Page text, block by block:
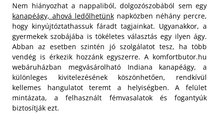
Nem hiányozhat a nappaliból, dolgozószobából sem egy
kanapéágy, ahová ledőlhetünk napközben néhány percre,
hogy kinyújtóztathassuk fáradt tagjainkat. Ugyanakkor, a
gyermekek szobájába is tökéletes választás egy ilyen ágy.
Abban az esetben szintén jó szolgálatot tesz, ha több
vendég is érkezik hozzánk egyszerre. A komfortbutor.hu
webáruházban megvásárolható Indiana kanapéágy, a
különleges kivitelezésének köszönhetően, rendkívül
kellemes hangulatot teremt a helyiségben. A felület
mintázata, a felhasznált fémvasalatok és fogantyúk
biztosítják ezt.